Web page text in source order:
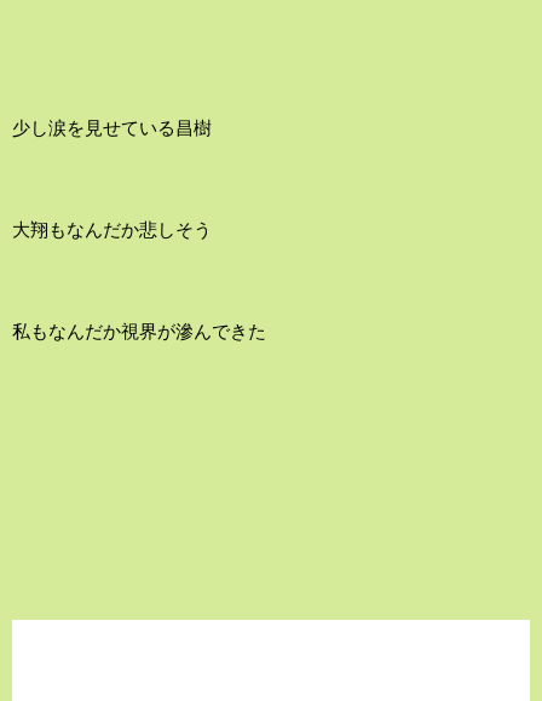
少し涙を見せている昌樹
大翔もなんだか悲しそう
私もなんだか視界が滲んできた